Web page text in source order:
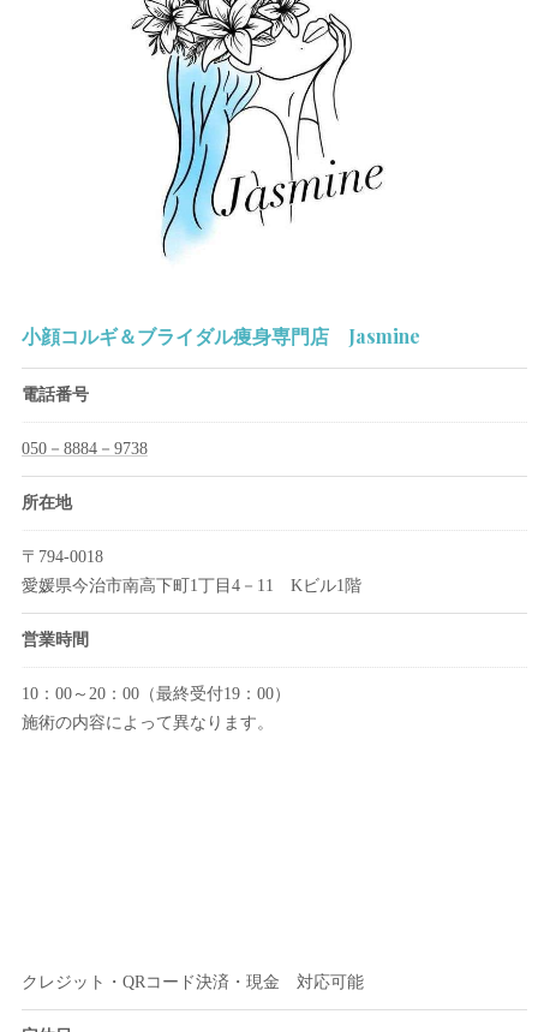
小顔コルギ＆ブライダル痩身専門店 Jasmine
電話番号
050－8884－9738
所在地
〒794-0018
愛媛県今治市南高下町1丁目4－11 Kビル1階
営業時間
10：00～20：00（最終受付19：00）
施術の内容によって異なります。
クレジット・QRコード決済・現金 対応可能